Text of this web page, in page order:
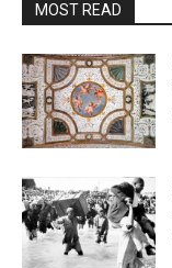
MOST READ